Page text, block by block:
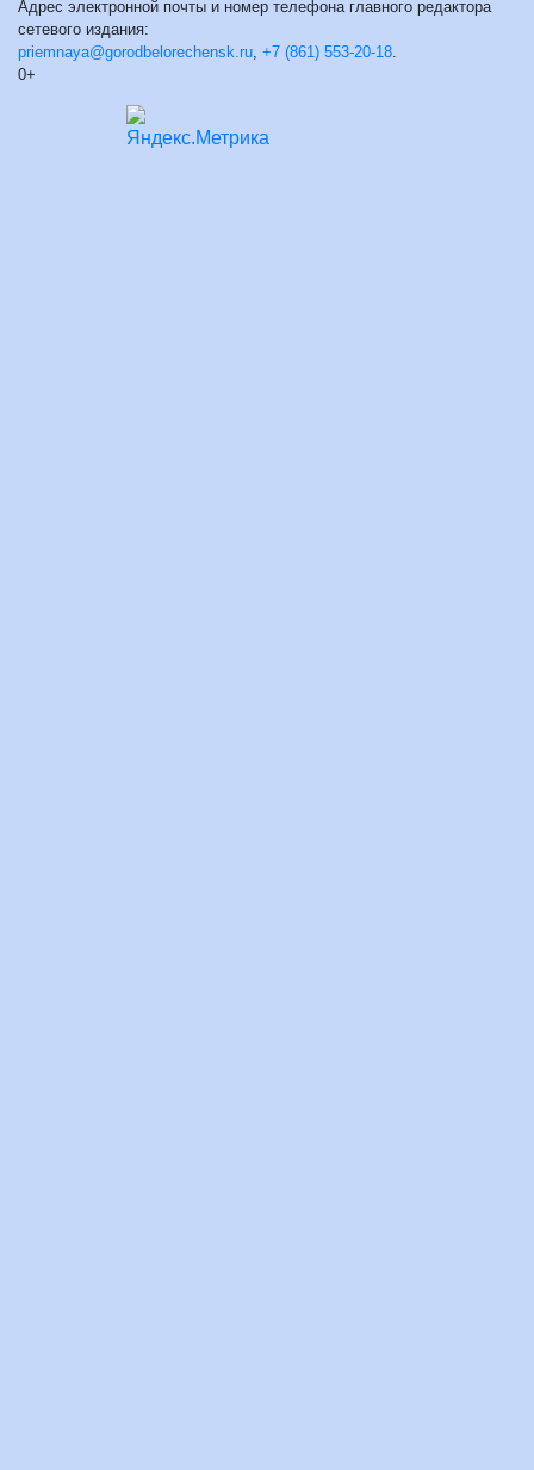
Адрес электронной почты и номер телефона главного редактора
сетевого издания:
priemnaya@gorodbelorechensk.ru +7 (861) 553-20-18
0+